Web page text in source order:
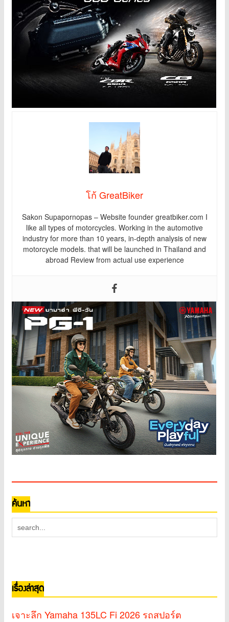
โก้ GreatBiker
Sakon Supapornopas – Website founder greatbiker.com I
like all types of motorcycles. Working in the automotive
industry for more than 10 years, in-depth analysis of new
motorcycle models. that will be launched in Thailand and
abroad Review from actual use experience
ค้นหา
เรื่องล่าสุด
เจาะลึก Yamaha 135LC Fi 2026 รถสปอร์ต